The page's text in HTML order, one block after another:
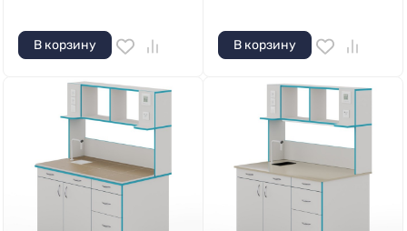
В корзину В корзину